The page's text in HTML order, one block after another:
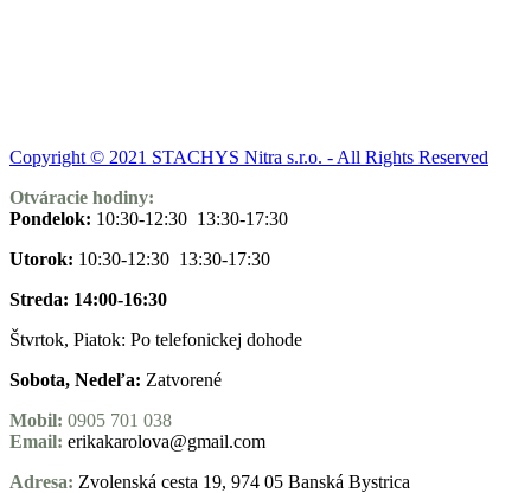
Copyright © 2021 STACHYS Nitra s.r.o. - All Rights Reserved
Otváracie hodiny:
Pondelok: 10:30-12:30 13:30-17:30
Utorok: 10:30-12:30 13:30-17:30
Streda: 14:00-16:30
Štvrtok, Piatok: Po telefonickej dohode
Sobota, Nedeľa: Zatvorené
Mobil: 0905 701 038
Email: erikakarolova@gmail.com
Adresa: Zvolenská cesta 19, 974 05 Banská Bystrica